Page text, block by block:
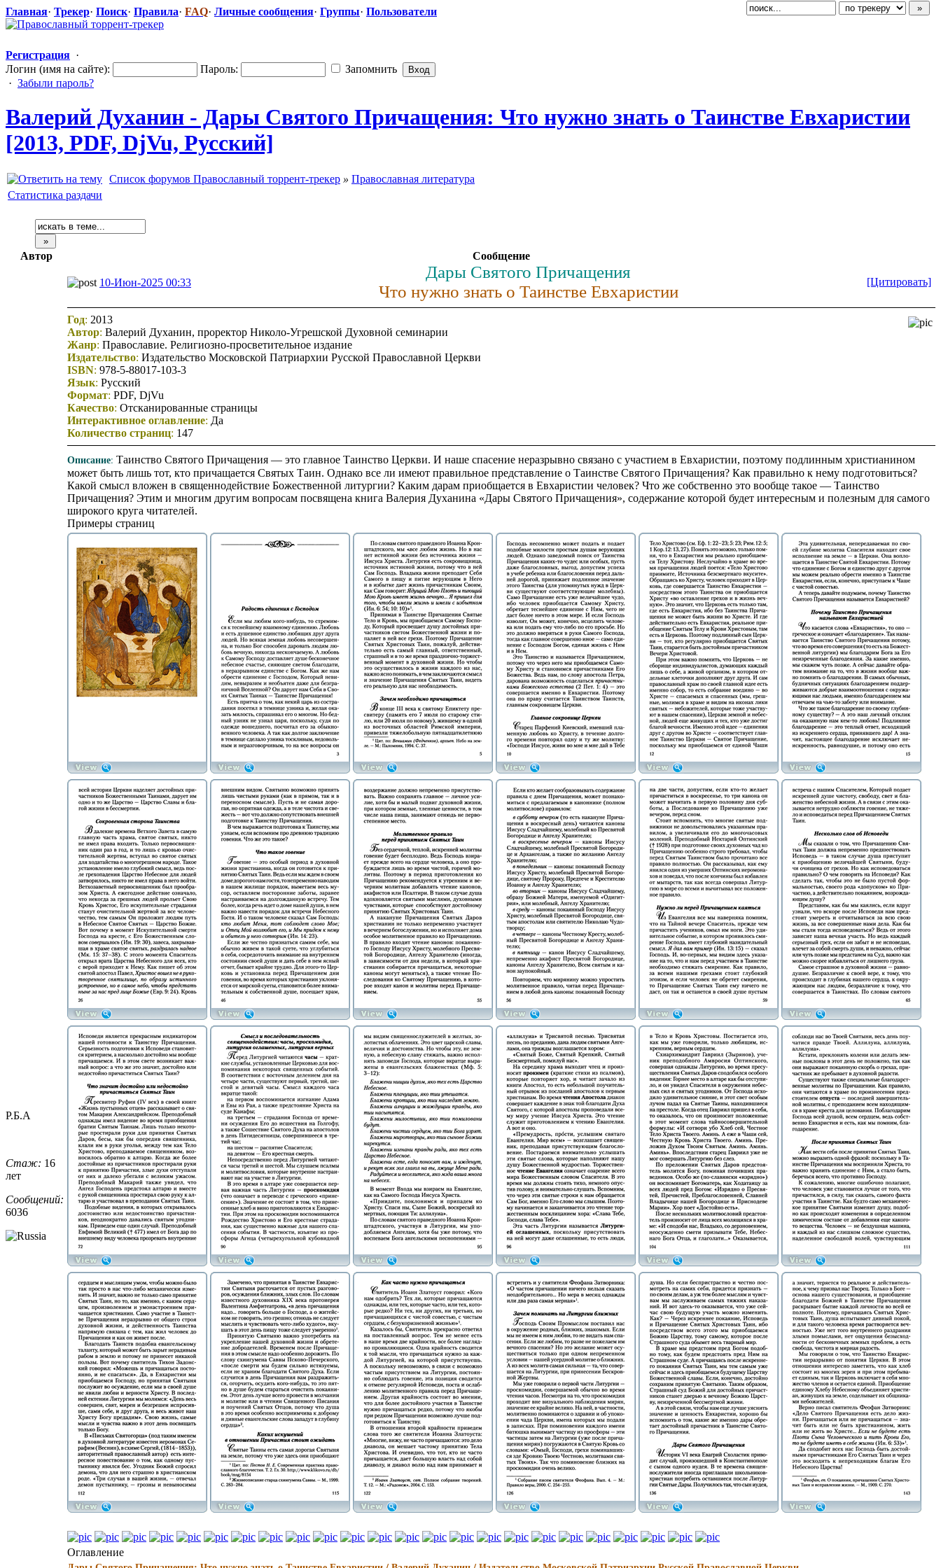
Главная· Трекер· Поиск· Правила· FAQ· Личные сообщения· Группы· Пользователи
Регистрация ·
Логин (имя на сайте):
Пароль:
Запомнить
· Забыли пароль?
Валерий Духанин - Дары Святого Причащения: Что нужно знать о Таинстве Евхаристии
[2013, PDF, DjVu, Русский]
Список форумов Православный торрент-трекер » Православная литература
Статистика раздачи
Автор Сообщение
Р.Б.А
Стаж: 16
лет
Сообщений:
6036
10-Июн-2025 00:33 [Цитировать]
Дары Святого Причащения
Что нужно знать о Таинстве Евхаристии
Год: 2013
Автор: Валерий Духанин, проректор Николо-Угрешской Духовной семинарии
Жанр: Православие. Религиозно-просветительное издание
Издательство: Издательство Московской Патриархии Русской Православной Церкви
ISBN: 978-5-88017-103-3
Язык: Русский
Формат: PDF, DjVu
Качество: Отсканированные страницы
Интерактивное оглавление: Да
Количество страниц: 147
Описание: Таинство Святого Причащения — это главное Таинство Церкви. И наше спасение неразрывно связано с участием в Евхаристии, поэтому подлинным христианином
может быть лишь тот, кто причащается Святых Таин. Однако все ли имеют правильное представление о Таинстве Святого Причащения? Как правильно к нему подготовиться?
Какой смысл вложен в священнодействие Божественной литургии? Каким дарам приобщается в Евхаристии человек? Что же собственно это вообще такое — Таинство
Причащения? Этим и многим другим вопросам посвящена книга Валерия Духанина «Дары Святого Причащения», содержание которой будет интересным и полезным для самого
широкого круга читателей.
Примеры страниц
Оглавление